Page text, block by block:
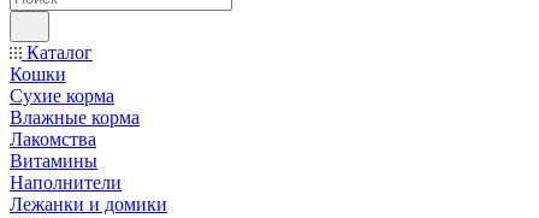
Каталог
Кошки
Сухие корма
Влажные корма
Лакомства
Витамины
Наполнители
Лежанки и домики